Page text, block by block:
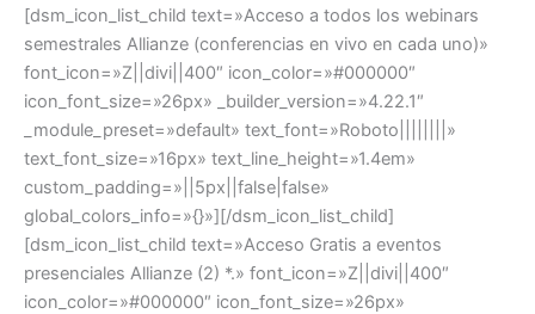
[dsm_icon_list_child text=»Acceso a todos los webinars
semestrales Allianze (conferencias en vivo en cada uno)»
font_icon=»Z||divi||400″ icon_color=»#000000″
icon_font_size=»26px» _builder_version=»4.22.1″
_module_preset=»default» text_font=»Roboto||||||||»
text_font_size=»16px» text_line_height=»1.4em»
custom_padding=»||5px||false|false»
global_colors_info=»{}»][/dsm_icon_list_child]
[dsm_icon_list_child text=»Acceso Gratis a eventos
presenciales Allianze (2) *.» font_icon=»Z||divi||400″
icon_color=»#000000″ icon_font_size=»26px»